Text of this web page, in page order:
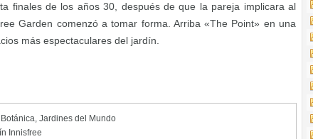
finales de los años 30, después de que la pareja implicara al
Garden comenzó a tomar forma. Arriba «The Point» en una
más espectaculares del jardín.
, Jardines del Mundo
Innisfree